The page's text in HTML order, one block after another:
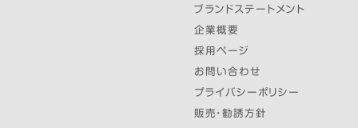
ブランドステートメント
企業概要
採用ページ
お問い合わせ
プライバシーポリシー
販売・勧誘方針